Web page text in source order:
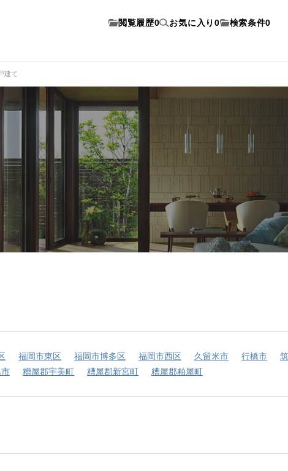
閲覧履歴0 お気に入り 0 検索条件0
建て
福岡市東区 福岡市博多区 福岡市西区 久留米市 行橋市
糟屋郡宇美町 糟屋郡新宮町 糟屋郡粕屋町